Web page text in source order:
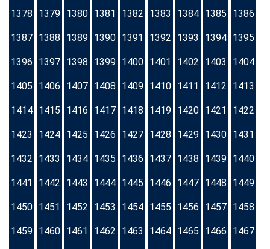
1378 1379 1380 1381 1382 1383 1384 1385 1386
1387 1388 1389 1390 1391 1392 1393 1394 1395
1396 1397 1398 1399 1400 1401 1402 1403 1404
1405 1406 1407 1408 1409 1410 1411 1412 1413
1414 1415 1416 1417 1418 1419 1420 1421 1422
1423 1424 1425 1426 1427 1428 1429 1430 1431
1432 1433 1434 1435 1436 1437 1438 1439 1440
1441 1442 1443 1444 1445 1446 1447 1448 1449
1450 1451 1452 1453 1454 1455 1456 1457 1458
1459 1460 1461 1462 1463 1464 1465 1466 1467